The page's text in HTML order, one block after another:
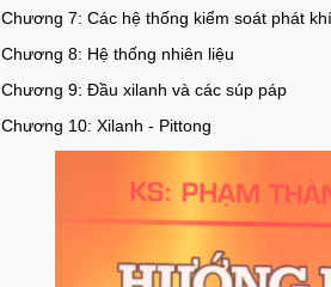
Chương 7: Các hệ thống kiểm soát phát khí
Chương 8: Hệ thống nhiên liệu
Chương 9: Đầu xilanh và các súp páp
Chương 10: Xilanh - Pittong